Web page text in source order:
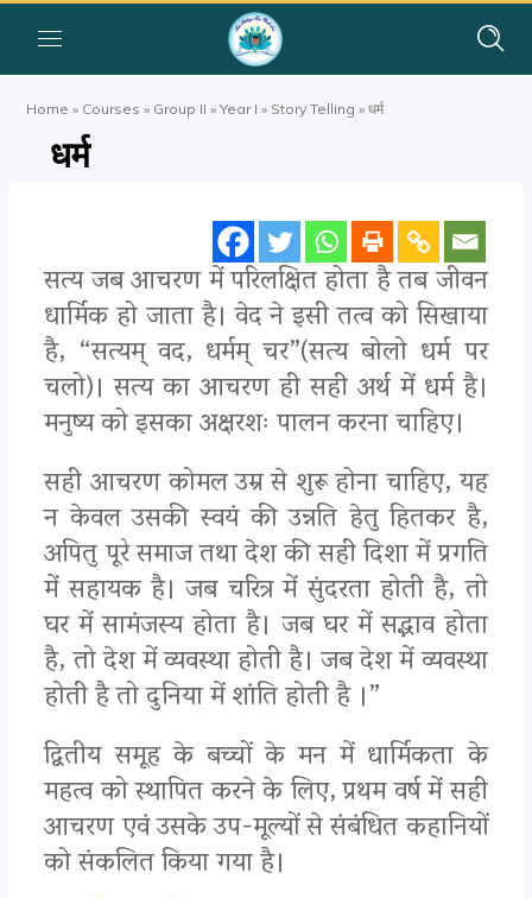
Home » Courses » Group II »Year I » Story Telling »धर्म
धर्म
सत्य जब आचरण में परिलक्षित होता है तब जीवन
धार्मिक हो जाता है। वेद ने इसी तत्व को सिखाया
है, “सत्यम् वद, धर्मम् चर”(सत्य बोलो धर्म पर
चलो)। सत्य का आचरण ही सही अर्थ में धर्म है।
मनुष्य को इसका अक्षरशः पालन करना चाहिए।
सही आचरण कोमल उम्र से शुरू होना चाहिए, यह
न केवल उसकी स्वयं की उन्नति हेतु हितकर है,
अपितु पूरे समाज तथा देश की सही दिशा में प्रगति
में सहायक है। जब चरित्र में सुंदरता होती है, तो
घर में सामंजस्य होता है। जब घर में सद्भाव होता
है, तो देश में व्यवस्था होती है। जब देश में व्यवस्था
होती है तो दुनिया में शांति होती है ।”
द्वितीय समूह के बच्चों के मन में धार्मिकता के
महत्व को स्थापित करने के लिए, प्रथम वर्ष में सही
आचरण एवं उसके उप-मूल्यों से संबंधित कहानियों
को संकलित किया गया है।